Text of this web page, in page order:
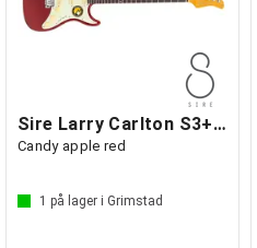
Sire Larry Carlton S3+ New Gen
Candy apple red
1 på lager i Grimstad